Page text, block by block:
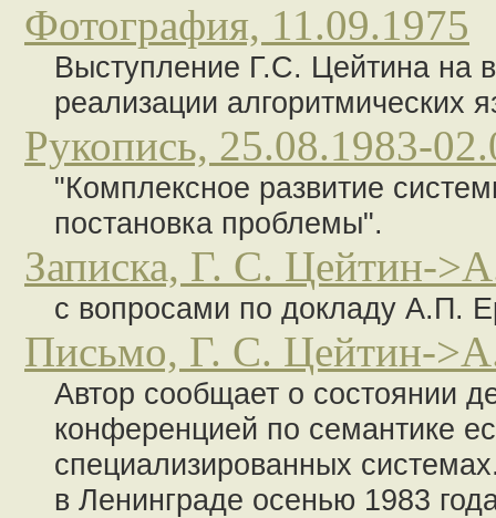
Фотография, 11.09.1975
Выступление Г.С. Цейтина на
реализации алгоритмических
Рукопись, 25.08.1983-
"Комплексное развитие
постановка проблемы".
Записка, Г. С. Цейтин-
с вопросами по докладу А.П.
Письмо, Г. С. Цейтин-
Автор сообщает о состоянии
конференцией по семантике
специализированных
в Ленинграде осенью 1983